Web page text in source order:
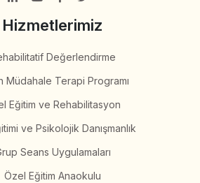
Hizmetlerimiz
Değerlendirme
Müdahale Terapi Programı
Eğitim ve Rehabilitasyon
ve Psikolojik Danışmanlık
Seans Uygulamaları
Özel Eğitim Anaokulu